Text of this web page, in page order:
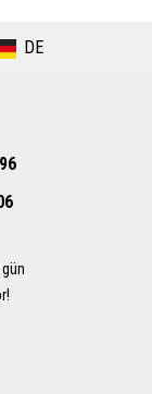
DE